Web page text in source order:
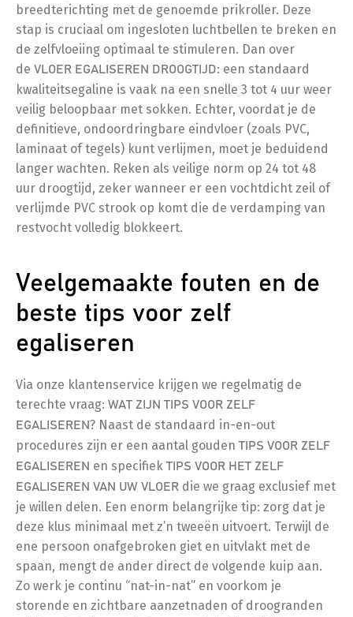
breedterichting met de genoemde prikroller. Deze
stap is cruciaal om ingesloten luchtbellen te breken en
de zelfvloeiing optimaal te stimuleren. Dan over
de VLOER EGALISEREN DROOGTIJD: een standaard
kwaliteitsegaline is vaak na een snelle 3 tot 4 uur weer
veilig beloopbaar met sokken. Echter, voordat je de
definitieve, ondoordringbare eindvloer (zoals PVC,
laminaat of tegels) kunt verlijmen, moet je beduidend
langer wachten. Reken als veilige norm op 24 tot 48
uur droogtijd, zeker wanneer er een vochtdicht zeil of
verlijmde PVC strook op komt die de verdamping van
restvocht volledig blokkeert.
Veelgemaakte fouten en de
beste tips voor zelf
egaliseren
Via onze klantenservice krijgen we regelmatig de
terechte vraag: WAT ZIJN TIPS VOOR ZELF
EGALISEREN? Naast de standaard in-en-out
procedures zijn er een aantal gouden TIPS VOOR ZELF
EGALISEREN en specifiek TIPS VOOR HET ZELF
EGALISEREN VAN UW VLOER die we graag exclusief met
je willen delen. Een enorm belangrijke tip: zorg dat je
deze klus minimaal met z’n tweeën uitvoert. Terwijl de
ene persoon onafgebroken giet en uitvlakt met de
spaan, mengt de ander direct de volgende kuip aan.
Zo werk je continu “nat-in-nat” en voorkom je
storende en zichtbare aanzetnaden of droogranden